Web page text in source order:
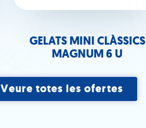
GELATS MINI CLÀSSICS
MAGNUM 6 U
Veure totes les ofertes